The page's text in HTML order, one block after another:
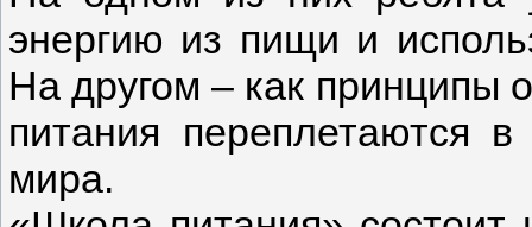
энергию из пищи и
На другом – как принципы
питания переплетаются
мира.